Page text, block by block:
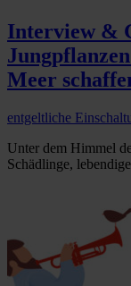
Interview &
Meer
entgeltliche
Unter dem Himmel
Schädlinge,